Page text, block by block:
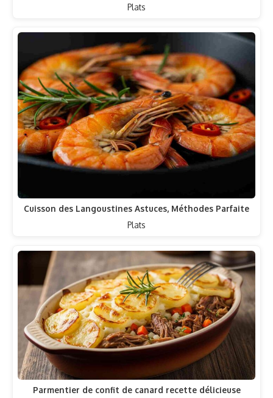
Plats
Cuisson des Langoustines Astuces, Méthodes Parfaite
Plats
Parmentier de confit de canard recette délicieuse